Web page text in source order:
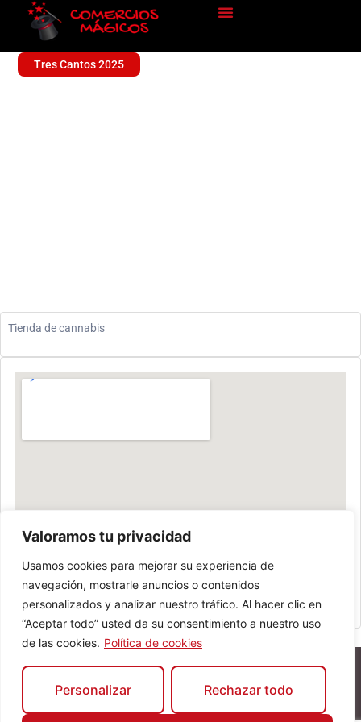
Valoramos tu privacidad
Usamos cookies para mejorar su experiencia de
navegación, mostrarle anuncios o contenidos
personalizados y analizar nuestro tráfico. Al hacer clic en
“Aceptar todo” usted da su consentimiento a nuestro uso
de las cookies. Política de cookies
Personalizar Rechazar todo
Tres Cantos 2025
Tienda de cannabis